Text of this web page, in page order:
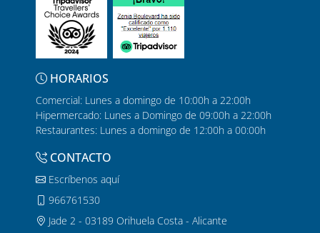
HORARIOS
Comercial: Lunes a domingo de 10:00h a 22:00h
Hipermercado: Lunes a Domingo de 09:00h a 22:00h
Restaurantes: Lunes a domingo de 12:00h a 00:00h
CONTACTO
Escríbenos aquí
966761530
Jade 2 - 03189 Orihuela Costa - Alicante